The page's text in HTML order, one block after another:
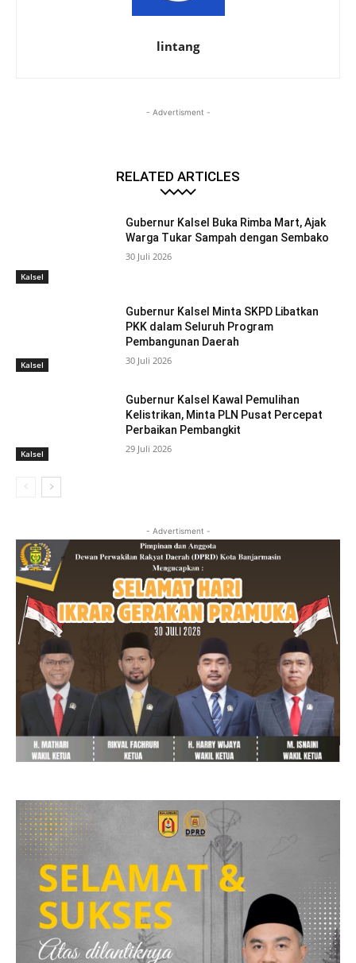
lintang
- Advertisment -
RELATED ARTICLES
Kalsel
Gubernur Kalsel Buka Rimba Mart, Ajak
Warga Tukar Sampah dengan Sembako
30 Juli 2026
Kalsel
Gubernur Kalsel Minta SKPD Libatkan
PKK dalam Seluruh Program
Pembangunan Daerah
30 Juli 2026
Kalsel
Gubernur Kalsel Kawal Pemulihan
Kelistrikan, Minta PLN Pusat Percepat
Perbaikan Pembangkit
29 Juli 2026
- Advertisment -